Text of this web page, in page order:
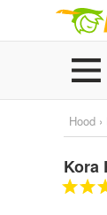
Hood ›
Kora